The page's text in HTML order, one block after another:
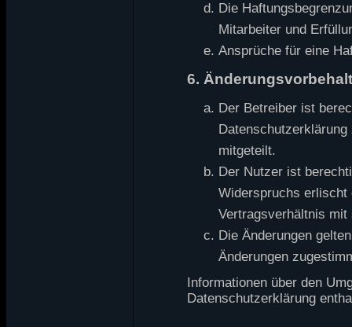
Die
Mitarbeiter und
Ansprüche für eine
6. Änderungsvorbehalt
Der Betreiber ist
mitgeteilt.
Der Nutzer ist
Widerspruchs erlischt
Vertragsverhältnis
Die Änderungen
Änderungen
Informationen über den
Datenschutzerklärung